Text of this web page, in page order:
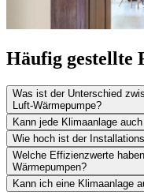
Häufig gestellte
Was ist der Unterschied
Luft-Wärmepumpe?
Kann jede Klimaanlage
Wie hoch ist der
Welche Effizienzwerte
Wärmepumpen?
Kann ich eine Klimaanlage